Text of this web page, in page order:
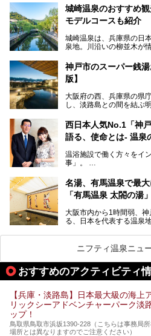
っぱいに浮かぶアヒルち
コワーキングも可能な休
設備で人々をアッと驚か
城崎温泉のおすすめ
モデルコースも紹介
城崎温泉は、兵庫県の日
泉地。川沿いの柳並木が
られています。鉄道の駅
ちょうどよい規模で、日
の観光スポットをピック
盛り込んだ日帰り観光モ
神戸市のスーパー銭
版】
大阪府の西、兵庫県の県
し、淡路島との間を結ぶ
華街をはじめ、きらびや
人気観光スポットもめじ
そして、温泉好きの視点
湯です。そのお湯をリー
スーパー銭湯があったら
きます！
西日本人気No.1「神
語る、使命とは- 温泉
温浴施設で働く方々をイ
事」。
ング西日本1位、2年連続
「神戸みなと温泉 蓮」の
名湯、有馬温泉で最
「有馬温泉 太閤の湯」
大阪市内から1時間弱、
る、日本を代表する温泉
有名な「金泉」と「銀泉
める、ある意味「最強」
今回は自慢のお湯をメイ
ニフティ温泉ニュ
おすすめのアクティビティ
【兵庫・淡路島】日本最大級の海上
リックシーアドベンチャーパーク淡
ップ！
鳥取県鳥取市浜坂1390‐228（こちらは事務局
場所とは異なりますのでご注意ください）